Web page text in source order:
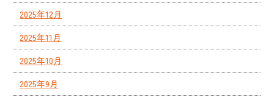
2025年12月
2025年11月
2025年10月
2025年9月